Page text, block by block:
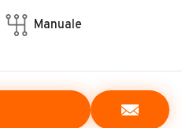
Manuale